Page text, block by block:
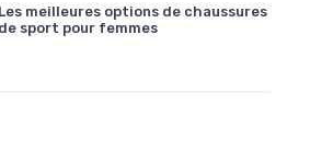
Les meilleures options de chaussures
de sport pour femmes